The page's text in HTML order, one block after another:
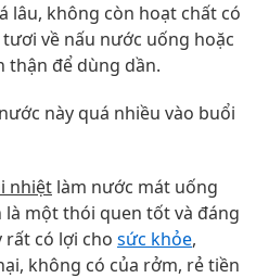
lâu, không còn hoạt chất có
về nấu nước uống hoặc
thận để dùng dần.
này quá nhiều vào buổi
nhiệt làm nước mát uống
một thói quen tốt và đáng
rất có lợi cho sức khỏe,
không có của rởm, rẻ tiền